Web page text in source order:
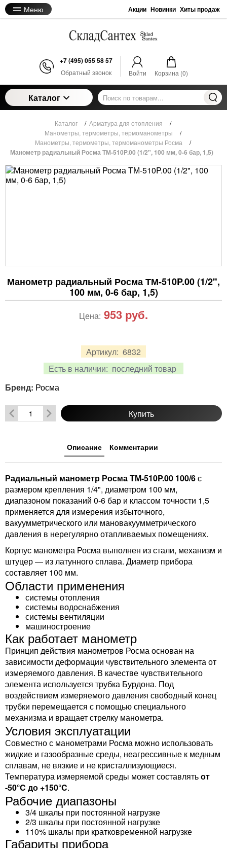
Меню Акции Новинки Хиты продаж
+7 (495) 055 58 57
Обратный звонок Войти Корзина (0)
Каталог
Каталог / Арматура для отопления
/
Манометры, термометры, термоманометры
/
Манометры, термометры, термоманометры Росма
/
Манометр радиальный Росма ТМ-510P.00 (1/2", 100 мм, 0-6 бар, 1,5)
Манометр радиальный Росма ТМ-510P.00 (1/2",
100 мм, 0-6 бар, 1,5)
Артикул: 6832
Есть в наличии: последний товар
Цена: 953 руб.
Бренд: Росма
Купить
Описание Комментарии
Радиальный манометр Росма ТМ-510P.00 100/6с
размером крепления 1/4", диаметром 100 мм,
диапазоном показаний 0-6 бар и классом точности 1,5
применяется для измерения избыточного,
вакуумметрического или мановакуумметрического
давления в нерегулярно отапливаемых помещениях.
Корпус манометра Росма выполнен из стали, механизм и
штуцер — из латунного сплава. Диаметр прибора
составляет 100 мм.
Области применения
системы отопления
системы водоснабжения
системы вентиляции
машиностроение
Как работает манометр
Принцип действия манометров Росма основан на
зависимости деформации чувствительного элемента от
измеряемого давления. В качестве чувствительного
элемента используется трубка Бурдона. Под
воздействием измеряемого давления свободный конец
трубки перемещается с помощью специального
механизма и вращает стрелку манометра.
Условия эксплуатации
Совместно с манометрами Росма можно использовать
жидкие и газообразные среды, неагрессивные к медным
сплавам, не вязкие и не кристаллизующиеся.
Температура измеряемой среды может составлятьот
-50°C до +150°C.
Рабочие диапазоны
3/4 шкалы при постоянной нагрузке
2/3 шкалы при постоянной нагрузке
110% шкалы при кратковременной нагрузке
Габариты прибора